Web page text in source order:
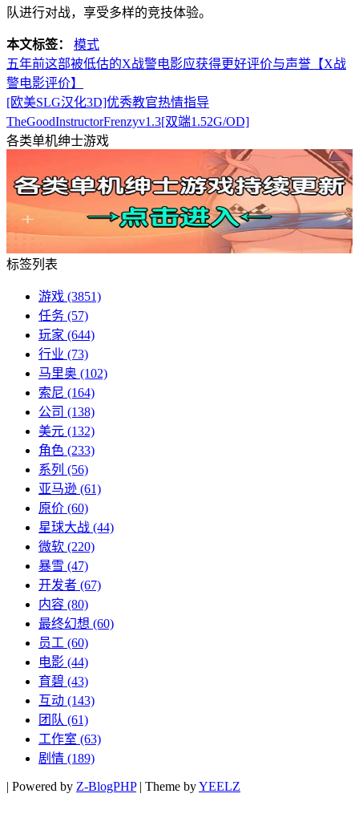
队进行对战，享受多样的竞技体验。
本文标签：
模式
五年前这部被低估的X战警电影应获得更好评价与声誉【X战
警电影评价】
[欧美SLG汉化3D]优秀教官热情指导
TheGoodInstructorFrenzyv1.3[双端1.52G/OD]
各类单机绅士游戏
标签列表
游戏 (3851)
任务 (57)
玩家 (644)
行业 (73)
马里奥 (102)
索尼 (164)
公司 (138)
美元 (132)
角色 (233)
系列 (56)
亚马逊 (61)
原价 (60)
星球大战 (44)
微软 (220)
暴雪 (47)
开发者 (67)
内容 (80)
最终幻想 (60)
员工 (60)
电影 (44)
育碧 (43)
互动 (143)
团队 (61)
工作室 (63)
剧情 (189)
| Powered by Z-BlogPHP | Theme byYEELZ